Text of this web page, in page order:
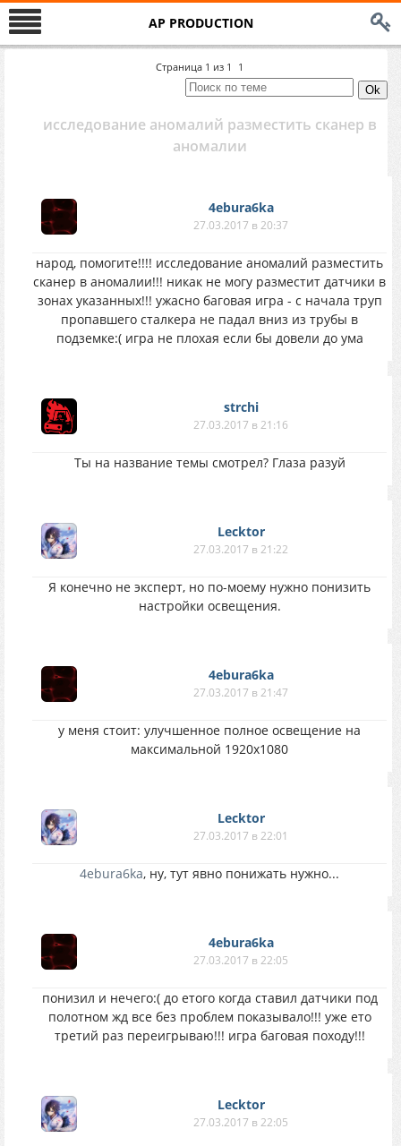
AP PRODUCTION
Страница 1 из 1 1
исследование аномалий разместить сканер в
аномалии
4ebura6ka
27.03.2017 в 20:37
народ, помогите!!!! исследование аномалий разместить
сканер в аномалии!!! никак не могу разместит датчики в
зонах указанных!!! ужасно баговая игра - с начала труп
пропавшего сталкера не падал вниз из трубы в
подземке:( игра не плохая если бы довели до ума
strchi
27.03.2017 в 21:16
Ты на название темы смотрел? Глаза разуй
Lecktor
27.03.2017 в 21:22
Я конечно не эксперт, но по-моему нужно понизить
настройки освещения.
4ebura6ka
27.03.2017 в 21:47
у меня стоит: улучшенное полное освещение на
максимальной 1920х1080
Lecktor
27.03.2017 в 22:01
4ebura6ka, ну, тут явно понижать нужно...
4ebura6ka
27.03.2017 в 22:05
понизил и нечего:( до етого когда ставил датчики под
полотном жд все без проблем показывало!!! уже ето
третий раз переигрываю!!! игра баговая походу!!!
Lecktor
27.03.2017 в 22:05